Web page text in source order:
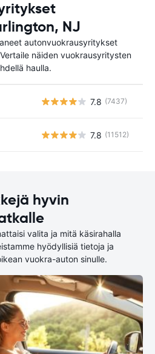
NJ
autonvuokrausyritykset
näiden vuokrausyritysten
haulla.
7.8 (7437)
7.8 (11512)
hyvin
valita ja mitä käsirahalla
hyödyllisiä tietoja ja
vuokra-auton sinulle.